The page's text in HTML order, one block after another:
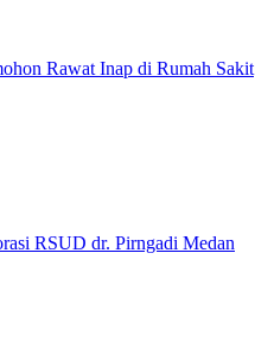
Rawat Inap di Rumah Sakit
RSUD dr. Pirngadi Medan‎